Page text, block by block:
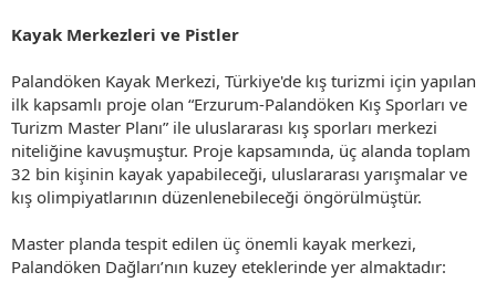
Kayak Merkezleri ve Pistler
Palandöken Kayak Merkezi, Türkiye'de kış turizmi için yapılan
ilk kapsamlı proje olan “Erzurum-Palandöken Kış Sporları ve
Turizm Master Planı” ile uluslararası kış sporları merkezi
niteliğine kavuşmuştur. Proje kapsamında, üç alanda toplam
32 bin kişinin kayak yapabileceği, uluslararası yarışmalar ve
kış olimpiyatlarının düzenlenebileceği öngörülmüştür.
Master planda tespit edilen üç önemli kayak merkezi,
Palandöken Dağları’nın kuzey eteklerinde yer almaktadır: